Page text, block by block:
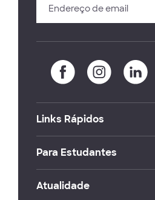
Links Rápidos
Para Estudantes
Atualidade